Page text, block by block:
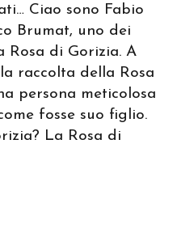
Ciao sono Fabio
Brumat, uno dei
di Gorizia. A
raccolta della Rosa
persona meticolosa
fosse suo figlio.
La Rosa di